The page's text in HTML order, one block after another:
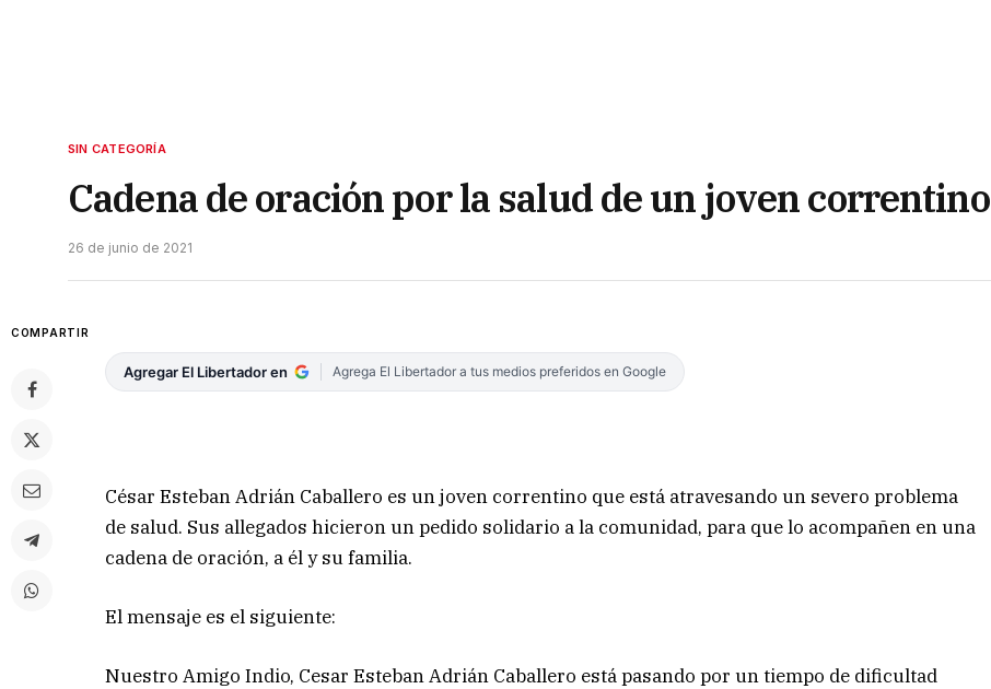
SIN CATEGORÍA
Cadena de oración por la salud de un joven correntino
26 de junio de 2021
COMPARTIR
Agregar El Libertador en Agrega El Libertador a tus medios preferidos en Google
César Esteban Adrián Caballero es un joven correntino que está atravesando un severo problema
de salud. Sus allegados hicieron un pedido solidario a la comunidad, para que lo acompañen en una
cadena de oración, a él y su familia.
El mensaje es el siguiente:
Nuestro Amigo Indio, Cesar Esteban Adrián Caballero está pasando por un tiempo de dificultad